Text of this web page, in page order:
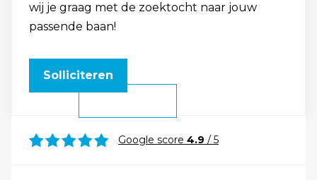
wij je graag met de zoektocht naar jouw
passende baan!
Solliciteren
Google score 4.9 / 5